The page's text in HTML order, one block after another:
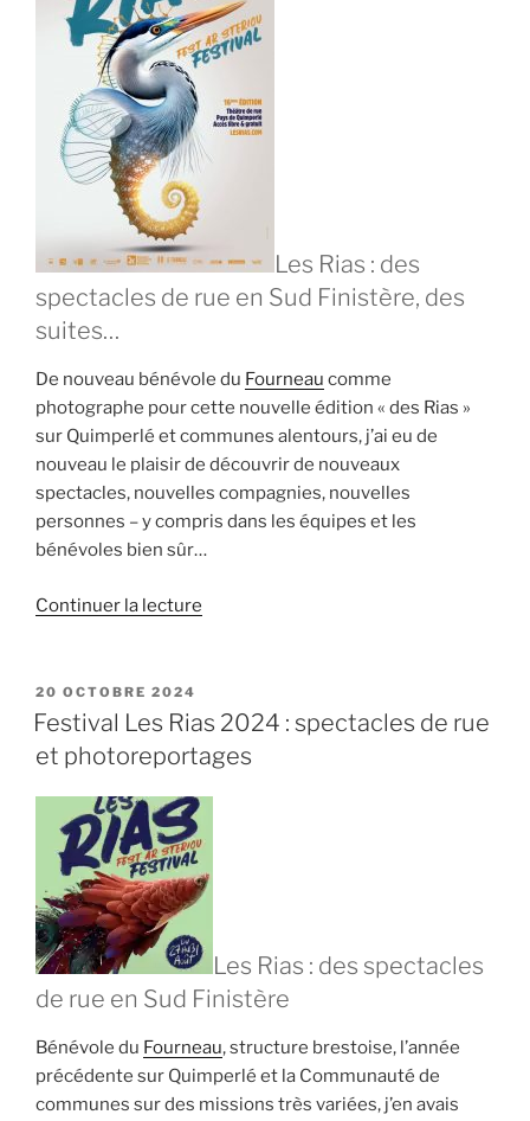
Les Rias : des
spectacles de rue en Sud Finistère, des
suites…
De nouveau bénévole du Fourneau comme
photographe pour cette nouvelle édition « des Rias »
sur Quimperlé et communes alentours, j’ai eu de
nouveau le plaisir de découvrir de nouveaux
spectacles, nouvelles compagnies, nouvelles
personnes – y compris dans les équipes et les
bénévoles bien sûr…
Continuer la lecture
2025
:
spectacles
de
photoreportages »
PUBLIÉ
LE
20 OCTOBRE 2024
Festival Les Rias 2024 : spectacles de rue
et photoreportages
Les Rias : des spectacles
de rue en Sud Finistère
Bénévole du Fourneau, structure brestoise, l’année
précédente sur Quimperlé et la Communauté de
communes sur des missions très variées, j’en avais